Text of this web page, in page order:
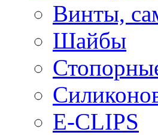
Винты,
Шайбы
E-CLIPS